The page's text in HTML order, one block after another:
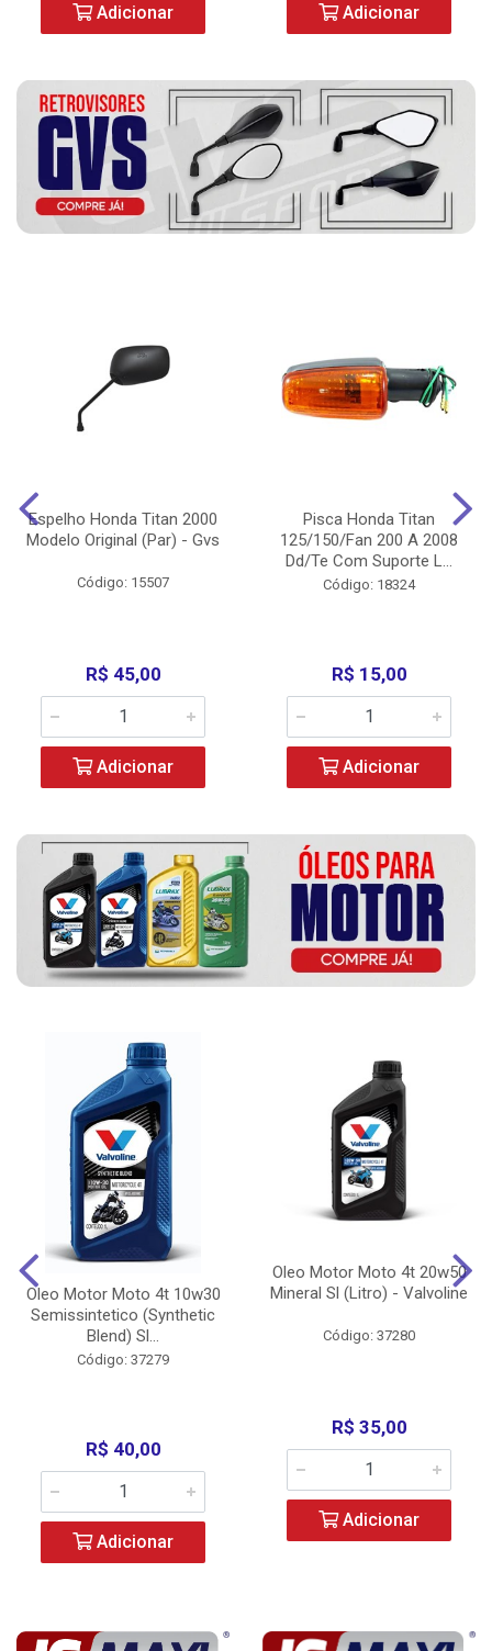
Adicionar Adicionar
Espelho Honda Titan 2000
Modelo Original (Par) - Gvs
Código: 15507
R$ 45,00
Adicionar
Pisca Honda Titan
125/150/Fan 200 A 2008
Dd/Te Com Suporte L...
Código: 18324
R$ 15,00
Adicionar
Oleo Motor Moto 4t 10w30
Semissintetico (Synthetic
Blend) Sl...
Código: 37279
R$ 40,00
Adicionar
Oleo Motor Moto 4t 20w50
Mineral Sl (Litro) - Valvoline
Código: 37280
R$ 35,00
Adicionar